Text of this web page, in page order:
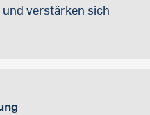
verstärken sich